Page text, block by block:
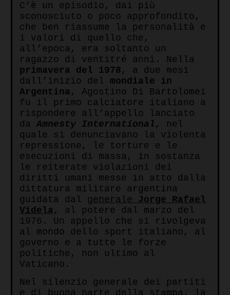
C’è un episodio, dai più
sconosciuto o poco approfondito,
che ben riassume la personalità e
i valori di quello che,
all’epoca, era soltanto un
ragazzo di ventitré anni. Nella
primavera del 1978 , a due mesi
dall’inizio del mondiale in
Argentina , Agostino Di Bartolomei
fu il primo calciatore italiano a
rispondere all’appello lanciato
da Amnesty International , nel
quale si denunciavano la violenta
repressione, le torture e le
esecuzioni di massa, in sostanza
le reiterate violazioni dei
diritti umani messe in atto dalla
dittatura militare argentina
guidata dal generale Jorge Rafael
Videla , al potere dal marzo del
1976. Un appello che si rivolgeva
al mondo dello sport italiano, al
governo e a tutte le forze
politiche, non ultimo al
Vaticano.
Nel silenzio generale dei partiti